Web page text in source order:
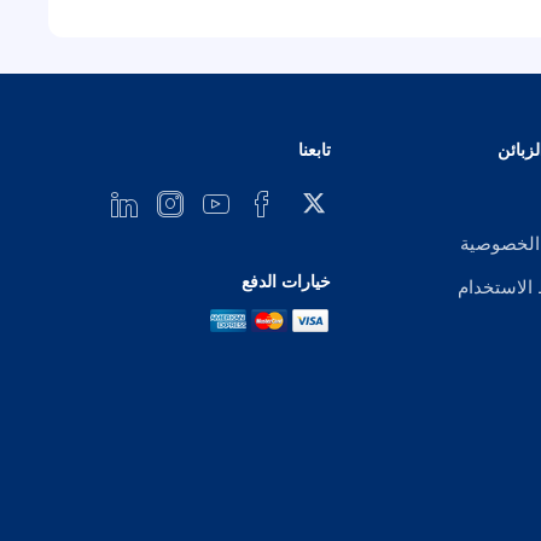
الخصوصية
تابعنا
خيارات الدفع